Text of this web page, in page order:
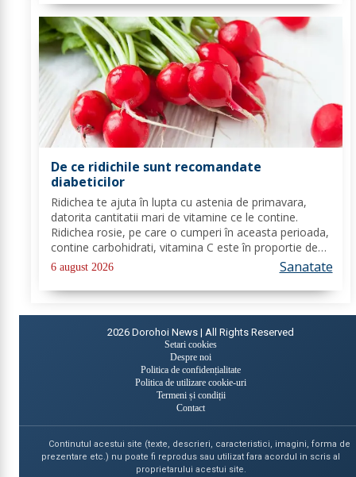
De ce ridichile sunt recomandate
diabeticilor
Ridichea te ajuta în lupta cu astenia de primavara,
datorita cantitatii mari de vitamine ce le contine.
Ridichea rosie, pe care o cumperi în aceasta perioada,
contine carbohidrati, vitamina C este în proportie de
25%, vitamina B, acid folic, potasiu, magneziu si multe
alte componente ce-ti sunt de...
6 august 2026 Sanatate
2026 Dorohoi News | All Rights Reserved
Setari cookies
Despre noi
Politica de confidențialitate
Politica de utilizare cookie-uri
Termeni și condiții
Contact
Continutul acestui site (texte, descrieri, caracteristici, imagini, forma de
prezentare etc.) nu poate fi reprodus sau utilizat fara acordul in scris al
proprietarului acestui site.